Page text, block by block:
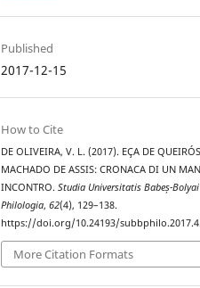
Published
2017-12-15
How to Cite
DE OLIVEIRA, V. L. (2017). EÇA DE
MACHADO DE ASSIS: CRONACA DI UN
INCONTRO.Studia Universitatis Babeș-Bolyai
Philologia,62(4), 129–138.
https://doi.org/10.24193/
More Citation Formats